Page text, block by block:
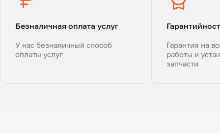
Безналичная оплата услуг
У нас безналичный способ
оплаты услуг
Гарантия на
работы и
запчасти